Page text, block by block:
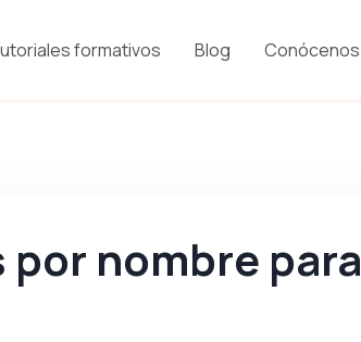
formativos Blog Conócenos
por nombre para